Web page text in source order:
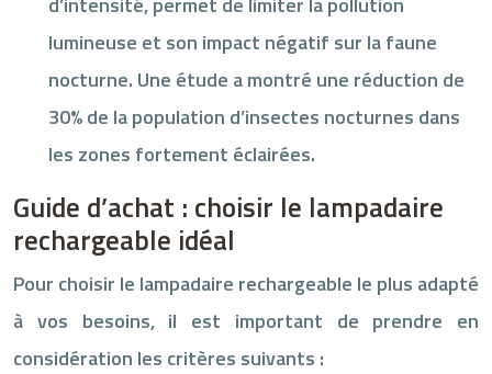
lumineuse et son impact négatif sur la faune
nocturne. Une étude a montré une réduction de
30% de la population d’insectes nocturnes dans
les zones fortement éclairées.
Guide d’achat : choisir le lampadaire
rechargeable idéal
Pour choisir le lampadaire rechargeable le plus adapté
à vos besoins, il est important de prendre en
considération les critères suivants :